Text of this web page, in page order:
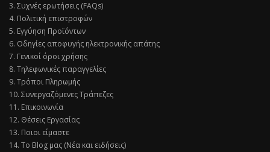
3. Συχνές ερωτήσεις (FAQs)
4. Πολιτική επιστροφών
5. Εγγύηση Προϊόντων
6. Οδηγίες αποφυγής ηλεκτρονικής απάτης
7. Γενικοί όροι χρήσης
8. Τηλεφωνικές παραγγελίες
9. Τρόποι Πληρωμής
10. Συνεργαζόμενες Τράπεζες
11. Επικοινωνία
12. Θέσεις Εργασίας
13. Ποιοι είμαστε
14. Το Blog μας (Νέα και ειδήσεις)